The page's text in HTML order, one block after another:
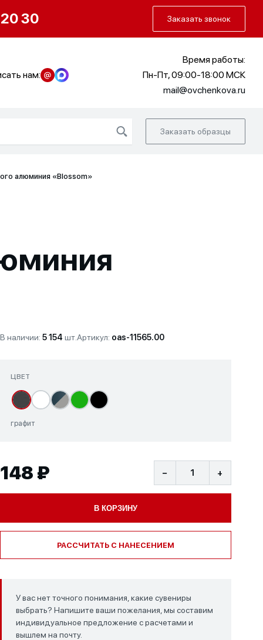
30 Заказать звонок
нам:
Время работы:
Пн-Пт, 09:00-18:00 МСК
mail@ovchenkova.ru
Заказать образцы
алюминия «Blossom»
В наличии: 5 154 шт.Артикул: oas-11565.00
ЦВЕТ
графит
148 ₽ − +
В КОРЗИНУ
РАССЧИТАТЬ С НАНЕСЕНИЕМ
У вас нет точного понимания, какие сувениры
выбрать? Напишите ваши пожелания, мы составим
индивидуальное предложение с расчетами и
вышлем на почту.